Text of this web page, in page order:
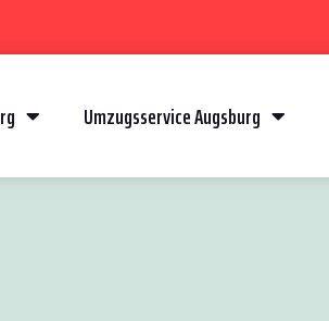
Umzugsservice Augsburg